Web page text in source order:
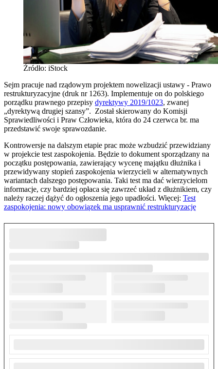
Źródło: iStock
Sejm pracuje nad rządowym projektem nowelizacji ustawy - Prawo
restrukturyzacyjne (druk nr 1263). Implementuje on do polskiego
porządku prawnego przepisy dyrektywy 2019/1023, zwanej
„dyrektywą drugiej szansy”. Został skierowany do Komisji
Sprawiedliwości i Praw Człowieka, która do 24 czerwca br. ma
przedstawić swoje sprawozdanie.
Kontrowersje na dalszym etapie prac może wzbudzić przewidziany
w projekcie test zaspokojenia. Będzie to dokument sporządzany na
początku postępowania, zawierający wycenę majątku dłużnika i
przewidywany stopień zaspokojenia wierzycieli w alternatywnych
wariantach dalszego postępowania. Taki test ma dać wierzycielom
informacje, czy bardziej opłaca się zawrzeć układ z dłużnikiem, czy
należy raczej dążyć do ogłoszenia jego upadłości. Więcej: Test
zaspokojenia: nowy obowiązek ma usprawnić restrukturyzację